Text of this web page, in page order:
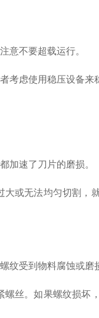
不要超载运行。
虑使用稳压设备来
速了刀片的磨损。
无法均匀切割，
受到物料腐蚀或磨
。如果螺纹损坏